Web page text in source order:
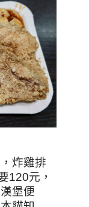
炸雞排
120元，
堡便